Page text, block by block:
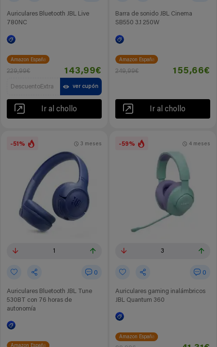
Auriculares Bluetooth JBL Live
780NC
Amazon España
229,99€ 143,99€
DescuentoExtra ver cupón
Ir al chollo
Barra de sonido JBL Cinema
SB550 3.1 250W
Amazon España
249,99€ 155,66€
Ir al chollo
-51%
1
0
Auriculares Bluetooth JBL Tune
530BT con 76 horas de
autonomía
3 meses -59%
3
0
Auriculares gaming inalámbricos
JBL Quantum 360
4 meses
Amazon España